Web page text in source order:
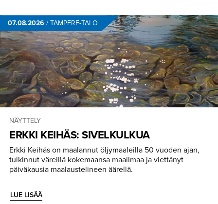
07.08.2026 /TAMPERE-TALO
NÄYTTELY
ERKKI KEIHÄS: SIVELKULKUA
Erkki Keihäs on maalannut öljymaaleilla 50 vuoden ajan,
tulkinnut väreillä kokemaansa maailmaa ja viettänyt
päiväkausia maalaustelineen äärellä.
LUE LISÄÄ